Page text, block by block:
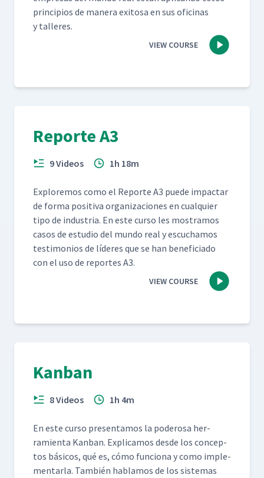
prin­ci­p­ios de man­era exi­tosa en sus ofic­i­nas
y talleres.
VIEW COURSE
Reporte A3
9 Videos 1h 18m
Explore­mos como el Reporte A3 puede impactar
de for­ma pos­i­ti­va orga­ni­za­ciones en cualquier
tipo de indus­tria. En este cur­so les mostramos
casos de estu­dio del mun­do real y escuchamos
tes­ti­mo­nios de líderes que se han ben­e­fi­ci­a­do
con el uso de reportes A3.
VIEW COURSE
Kanban
8 Videos 1h 4m
En este cur­so pre­sen­ta­mos la poderosa her­
ramien­ta Kan­ban. Expli­camos des­de los con­cep­
tos bási­cos, qué es, cómo fun­ciona y como imple­
men­tar­la. Tam­bién hablam­os de los sis­temas